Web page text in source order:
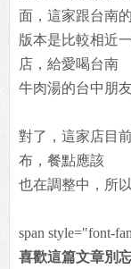
面，這家跟台南的
版本是比較相近
店，給愛喝台南
牛肉湯的台中朋
對了，這家店目
布，餐點應該
也在調整中，所
span style="font-
喜歡這篇文章別